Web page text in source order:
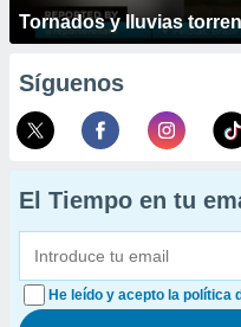
Tornados y lluvias
Síguenos
El Tiempo en tu
He leído y acepto la política